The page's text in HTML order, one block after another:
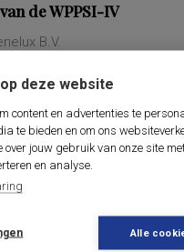
deze website
content en advertenties te
te bieden en om ons
over jouw gebruik van onze site
en analyse.
Alle
de WPPSI-IV
B.V.
subtests. Voor jongere
jaar’, zeven subtests: